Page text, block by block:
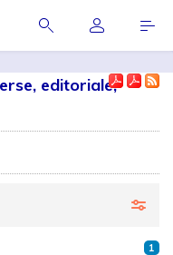
editoriale,
1